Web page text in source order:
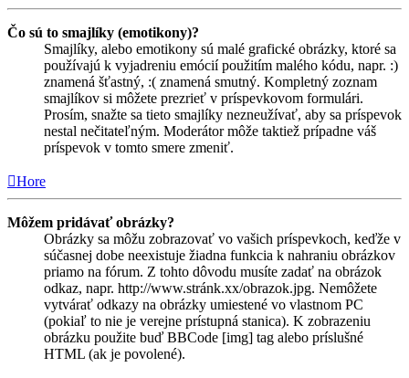
Čo sú to smajlíky (emotikony)?
Smajlíky, alebo emotikony sú malé grafické obrázky, ktoré sa
používajú k vyjadreniu emócií použitím malého kódu, napr. :)
znamená šťastný, :( znamená smutný. Kompletný zoznam
smajlíkov si môžete prezrieť v príspevkovom formulári.
Prosím, snažte sa tieto smajlíky nezneužívať, aby sa príspevok
nestal nečitateľným. Moderátor môže taktiež prípadne váš
príspevok v tomto smere zmeniť.
Hore
Môžem pridávať obrázky?
Obrázky sa môžu zobrazovať vo vašich príspevkoch, keďže v
súčasnej dobe neexistuje žiadna funkcia k nahraniu obrázkov
priamo na fórum. Z tohto dôvodu musíte zadať na obrázok
odkaz, napr. http://www.stránk.xx/obrazok.jpg. Nemôžete
vytvárať odkazy na obrázky umiestené vo vlastnom PC
(pokiaľ to nie je verejne prístupná stanica). K zobrazeniu
obrázku použite buď BBCode [img] tag alebo príslušné
HTML (ak je povolené).